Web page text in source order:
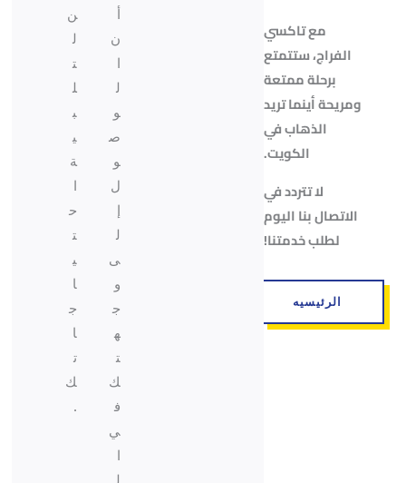
مع تاكسي
الفراج، ستتمتع
برحلة ممتعة
ومريحة أينما تريد
الذهاب في
الكويت.
لا تتردد في
الاتصال بنا اليوم
لطلب خدمتنا!
الرئيسيه
ن
ل
و
ص
و
ل
ل
ى
و
ج
ه
ت
ك
ف
ي
ن
ل
ت
ل
ب
ي
ة
ح
ت
ي
ا
ج
ا
ت
ك
.